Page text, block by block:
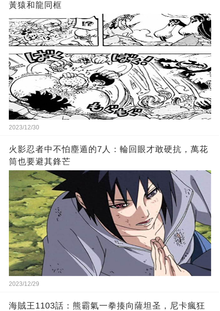
黃猿和龍同框
2023/12/30
火影忍者中不怕塵遁的7人：輪回眼才敢硬抗，萬花
筒也要避其鋒芒
2023/12/29
海賊王1103話：熊霸氣一拳揍向薩坦圣，尼卡瘋狂